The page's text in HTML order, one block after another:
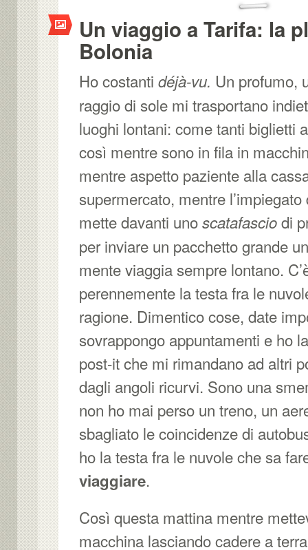
Un viaggio a Tarifa: la
Bolonia
Ho costanti déjà-vu. Un profumo,
raggio di sole mi trasportano
luoghi lontani: come tanti biglietti
così mentre sono in fila in
mentre aspetto paziente alla
supermercato, mentre
mette davanti unoscatafasciodi
per inviare un pacchetto grande
mente viaggia sempre lontano.
perennemente la testa fra le
ragione. Dimentico cose, date
sovrappongo appuntamenti e ho
post-it che mi rimandano ad altri
dagli angoli ricurvi. Sono una
non ho mai perso un treno, un
sbagliato le coincidenze di
ho la testa fra le nuvole che sa
viaggiare.
Così questa mattina mentre
macchina lasciando cadere a